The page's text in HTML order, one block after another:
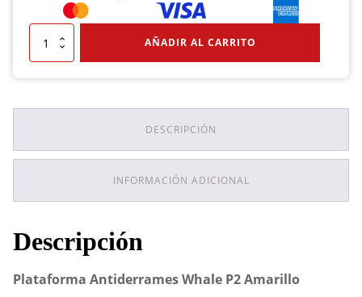
Plataforma
Antiderrames
P2
AÑADIR AL CARRITO
DESCRIPCIÓN
INFORMACIÓN ADICIONAL
Descripción
Plataforma Antiderrames Whale P2 Amarillo